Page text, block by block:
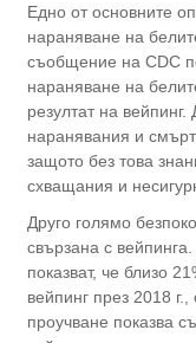
Едно от основните
нараняване на
съобщение на CDC
нараняване на
резултат на
наранявания и
защото без това
схващания и
Друго голямо
свързана с
показват, че близо
вейпинг през 2018
проучване показва